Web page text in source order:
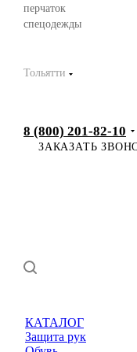
перчаток
спецодежды
Тольятти
8 (800) 201-82-10
ЗАКАЗАТЬ
КАТАЛОГ
Защита рук